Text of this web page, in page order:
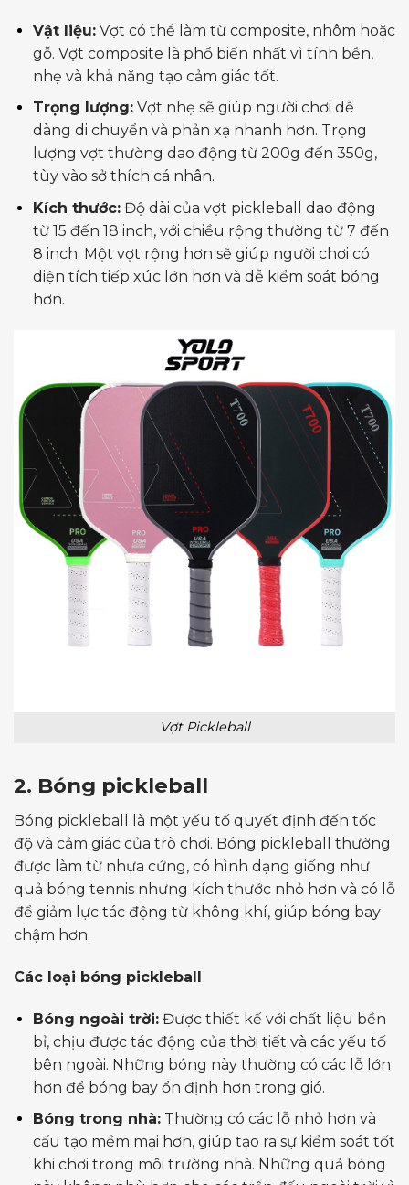
Vật liệu:Vợt có thể làm từ composite, nhôm hoặc
gỗ. Vợt composite là phổ biến nhất vì tính bền,
nhẹ và khả năng tạo cảm giác tốt.
Trọng lượng:Vợt nhẹ sẽ giúp người chơi dễ
dàng di chuyển và phản xạ nhanh hơn. Trọng
lượng vợt thường dao động từ 200g đến 350g,
tùy vào sở thích cá nhân.
Kích thước:Độ dài của vợt pickleball dao động
từ 15 đến 18 inch, với chiều rộng thường từ 7 đến
8 inch. Một vợt rộng hơn sẽ giúp người chơi có
diện tích tiếp xúc lớn hơn và dễ kiểm soát bóng
hơn.
Vợt Pickleball
2. Bóng pickleball
Bóng pickleball là một yếu tố quyết định đến tốc
độ và cảm giác của trò chơi. Bóng pickleball thường
được làm từ nhựa cứng, có hình dạng giống như
quả bóng tennis nhưng kích thước nhỏ hơn và có lỗ
để giảm lực tác động từ không khí, giúp bóng bay
chậm hơn.
Các loại bóng pickleball
Bóng ngoài trời:Được thiết kế với chất liệu bền
bỉ, chịu được tác động của thời tiết và các yếu tố
bên ngoài. Những bóng này thường có các lỗ lớn
hơn để bóng bay ổn định hơn trong gió.
Bóng trong nhà:Thường có các lỗ nhỏ hơn và
cấu tạo mềm mại hơn, giúp tạo ra sự kiểm soát tốt
khi chơi trong môi trường nhà. Những quả bóng